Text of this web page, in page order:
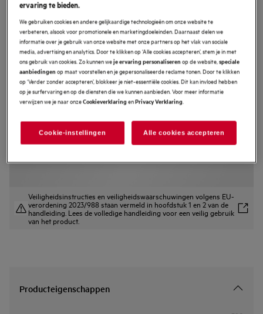
5000 Induction - inductiekookplaat,
60 cm
4.7 (204)
EU productinformatieblad
Productvoordelen
5000 Fast & Powerful. Efficiënte inductiewarmte.
Fast & Powerful. Warm sneller en efficiënter op.
Hob2Hood® past de snelheid van de ventilator aan als de warmte verandert.
Veiligheidsinstructies en veiligheidswaarschuwingen volgens EU-
verordening 2023/988 staan vermeld in hoofdstuk 1 en 2 van de
handleiding. Lees de volledige handleiding voor een veilig gebruik
van het product.
Producteigenschappen
ervaring te bieden.
We gebruiken cookies en andere gelijkaardige technologieën om onze website te
verbeteren, alsook voor promotionele en marketingdoeleinden. Daarnaast delen we
informatie over je gebruik van onze website met onze partners op het vlak van sociale
media, advertising en analytics. Door te klikken op ‘Alle cookies accepteren’, stem je in met
ons gebruik van cookies. Zo kunnen weje ervaring personaliseren op de website,speciale
aanbiedingen op maat voorstellen en je gepersonaliseerde reclame tonen. Door te klikken
op ‘Verder zonder accepteren’, blokkeer je niet-essentiële cookies. Dit kan invloed hebben
op je surfervaring en op de diensten die we kunnen aanbieden. Voor meer informatie
verwijzen we je naar onzeCookieverklaringenPrivacy Verklaring.
Cookie-instellingen Alle cookies accepteren